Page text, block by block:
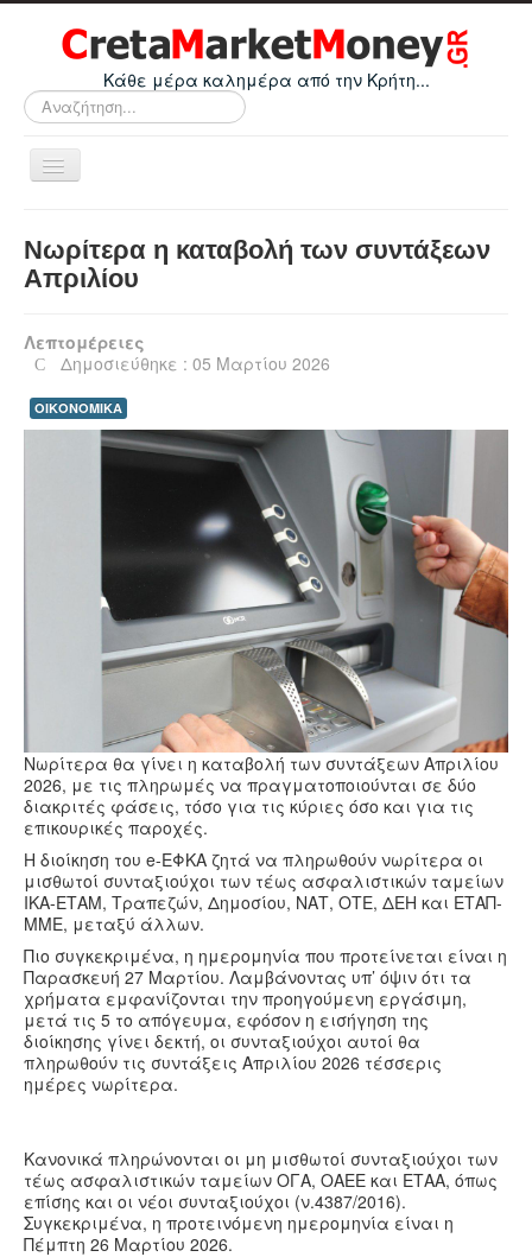
Κάθε μέρα καλημέρα από την Κρήτη...
Αναζήτηση...
Εναλλαγή
πλοήγησης
Οικονομικά
Ελλάδα
Κόσμος
Πολιτισμός
Αθλητικά
Νωρίτερα η καταβολή των συντάξεων
Απριλίου
Λεπτομέρειες
Δημοσιεύθηκε : 05 Μαρτίου 2026
ΟΙΚΟΝΟΜΙΚΑ
Νωρίτερα θα γίνει η καταβολή των συντάξεων Απριλίου
2026, με τις πληρωμές να πραγματοποιούνται σε δύο
διακριτές φάσεις, τόσο για τις κύριες όσο και για τις
επικουρικές παροχές.
Η διοίκηση του e-ΕΦΚΑ ζητά να πληρωθούν νωρίτερα οι
μισθωτοί συνταξιούχοι των τέως ασφαλιστικών ταμείων
ΙΚΑ-ΕΤΑΜ, Τραπεζών, Δημοσίου, ΝΑΤ, ΟΤΕ, ΔΕΗ και ΕΤΑΠ-
ΜΜΕ, μεταξύ άλλων.
Πιο συγκεκριμένα, η ημερομηνία που προτείνεται είναι η
Παρασκευή 27 Μαρτίου. Λαμβάνοντας υπ’ όψιν ότι τα
χρήματα εμφανίζονται την προηγούμενη εργάσιμη,
μετά τις 5 το απόγευμα, εφόσον η εισήγηση της
διοίκησης γίνει δεκτή, οι συνταξιούχοι αυτοί θα
πληρωθούν τις συντάξεις Απριλίου 2026 τέσσερις
ημέρες νωρίτερα.
Κανονικά πληρώνονται οι μη μισθωτοί συνταξιούχοι των
τέως ασφαλιστικών ταμείων ΟΓΑ, ΟΑΕΕ και ΕΤΑΑ, όπως
επίσης και οι νέοι συνταξιούχοι (ν.4387/2016).
Συγκεκριμένα, η προτεινόμενη ημερομηνία είναι η
Πέμπτη 26 Μαρτίου 2026.